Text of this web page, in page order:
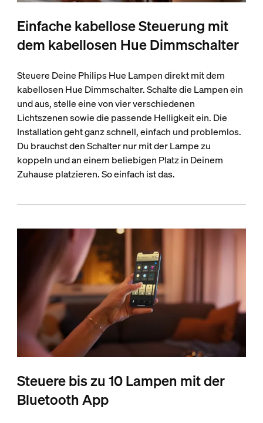
Einfache kabellose Steuerung mit
dem kabellosen Hue Dimmschalter
Steuere Deine Philips Hue Lampen direkt mit dem
kabellosen Hue Dimmschalter. Schalte die Lampen ein
und aus, stelle eine von vier verschiedenen
Lichtszenen sowie die passende Helligkeit ein. Die
Installation geht ganz schnell, einfach und problemlos.
Du brauchst den Schalter nur mit der Lampe zu
koppeln und an einem beliebigen Platz in Deinem
Zuhause platzieren. So einfach ist das.
Steuere bis zu 10 Lampen mit der
Bluetooth App